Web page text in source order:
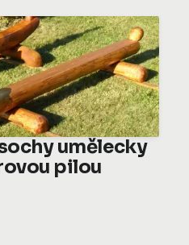
umělecky
pilou